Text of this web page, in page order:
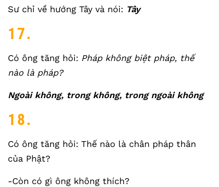
Sư chỉ về hướng Tây và nói: Tây
17.
Có ông tăng hỏi: Pháp không biệt pháp, thế
nào là pháp?
Ngoài không, trong không, trong ngoài không
18.
Có ông tăng hỏi: Thế nào là chân pháp thân
của Phật?
-Còn có gì ông không thích?